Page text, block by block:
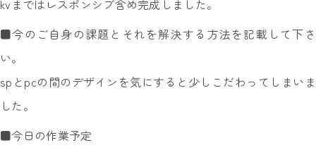
kvまではレスポンシブ含め完成しました。
■今のご自身の課題とそれを解決する方法を記載して下さ
い。
spとpcの間のデザインを気にすると少しこだわってしまいま
した。
■今日の作業予定